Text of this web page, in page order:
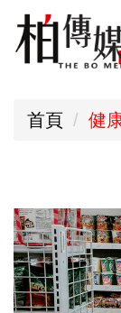
跳
到
首頁 健